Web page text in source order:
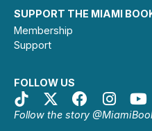
SUPPORT THE MIAMI
Membership
Support
FOLLOW US
Follow the story